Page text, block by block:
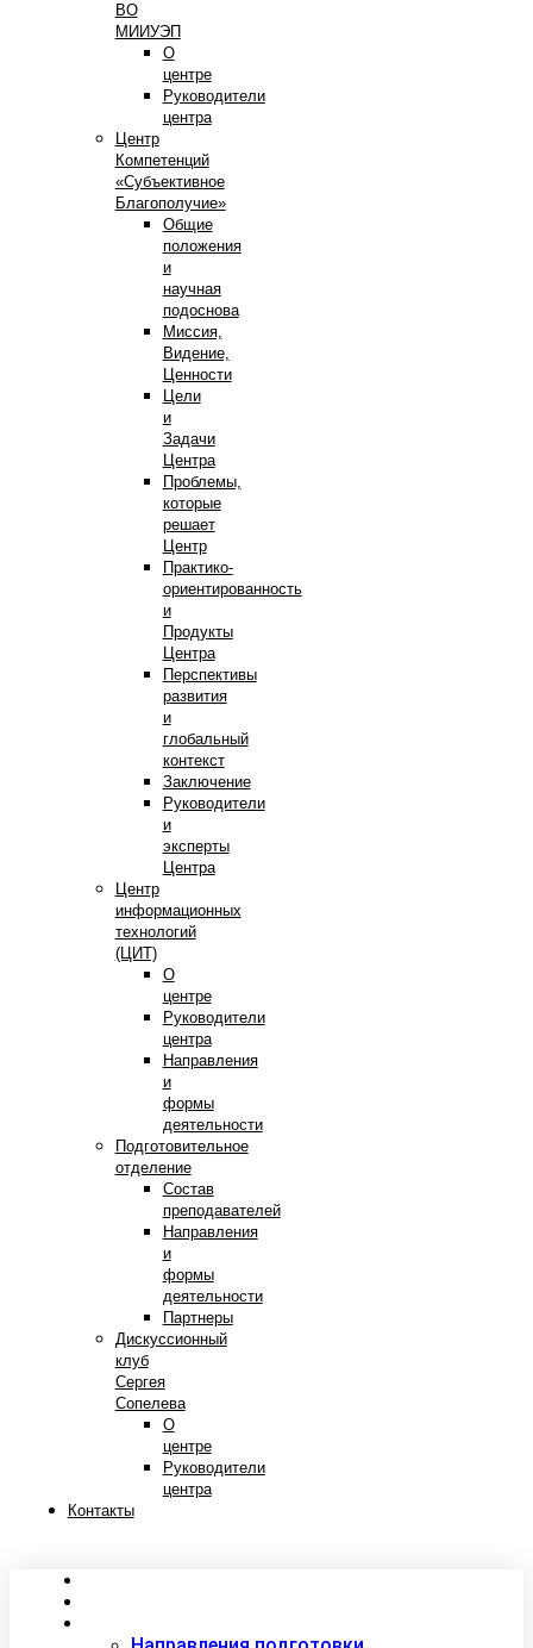
ВО
МИИУЭП
О
центре
Руководители
центра
Центр
Компетенций
«Субъективное
Благополучие»
Общие
положения
и
научная
подоснова
Миссия,
Видение,
Ценности
Цели
и
Задачи
Центра
Проблемы,
которые
решает
Центр
Практико-
ориентированность
и
Продукты
Центра
Перспективы
развития
и
глобальный
контекст
Заключение
Руководители
и
эксперты
Центра
Центр
информационных
технологий
(ЦИТ)
О
центре
Руководители
центра
Направления
и
формы
деятельности
Подготовительное
отделение
Состав
преподавателей
Направления
и
формы
деятельности
Партнеры
Дискуссионный
клуб
Сергея
Сопелева
О
центре
Руководители
центра
Контакты